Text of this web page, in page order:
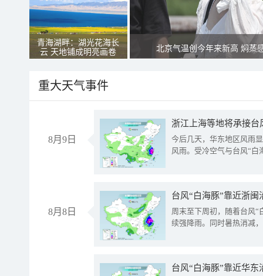
青海湖畔：湖光花海长
云 天地铺成明亮画卷
北京气温创今年来新高 焖蒸
重大天气事件
8月9日
浙江上海等地将承接台
今后几天，华东地区风雨
风雨。受冷空气与台风“白
8月8日
台风“白海豚”靠近浙
周末至下周初，随着台风“
续强降雨。同时暑热消减
台风“白海豚”靠近华